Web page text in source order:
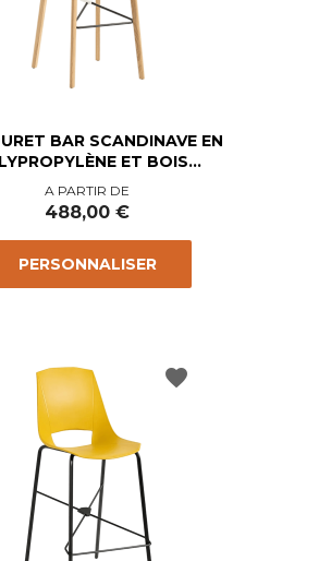
BAR SCANDINAVE EN
ET BOIS...
Prix
A PARTIR DE
488,00 €
PERSONNALISER
favorite